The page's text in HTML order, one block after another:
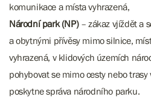
komunikace a místa vyhrazená,
Národní park (NP)– zákaz vjíždět a
a obytnými přívěsy mimo silnice,
vyhrazená, v klidových územích
pohybovat se mimo cesty nebo
poskytne správa národního parku.